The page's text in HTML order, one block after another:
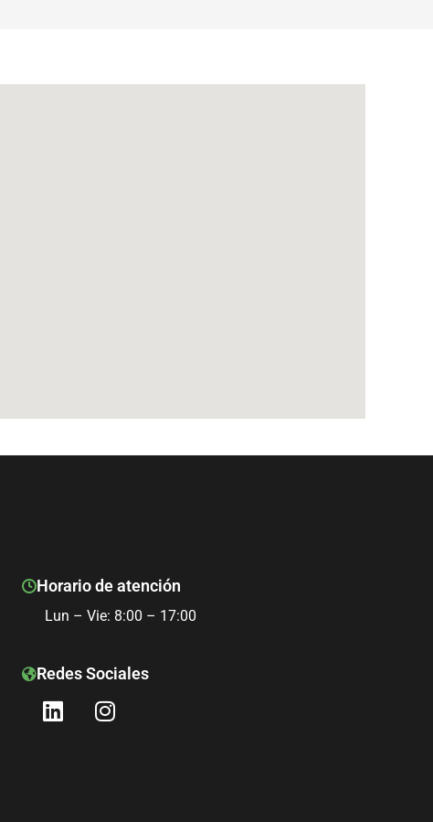
Horario de atención
Lun – Vie: 8:00 – 17:00
Redes Sociales